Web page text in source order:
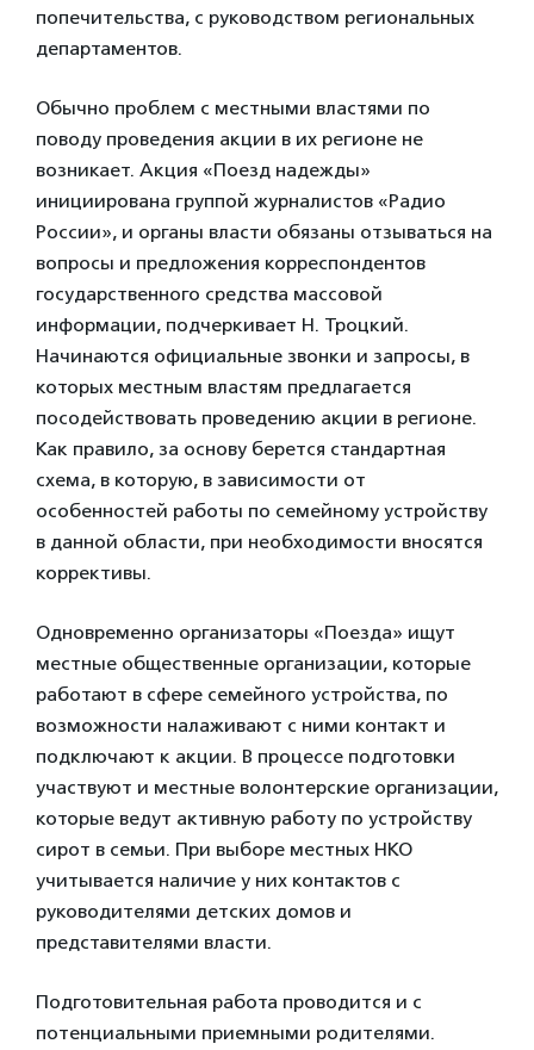
попечительства, с руководством региональных
департаментов.
Обычно проблем с местными властями по
поводу проведения акции в их регионе не
возникает. Акция «Поезд надежды»
инициирована группой журналистов «Радио
России», и органы власти обязаны отзываться на
вопросы и предложения корреспондентов
государственного средства массовой
информации, подчеркивает Н. Троцкий.
Начинаются официальные звонки и запросы, в
которых местным властям предлагается
посодействовать проведению акции в регионе.
Как правило, за основу берется стандартная
схема, в которую, в зависимости от
особенностей работы по семейному устройству
в данной области, при необходимости вносятся
коррективы.
Одновременно организаторы «Поезда» ищут
местные общественные организации, которые
работают в сфере семейного устройства, по
возможности налаживают с ними контакт и
подключают к акции. В процессе подготовки
участвуют и местные волонтерские организации,
которые ведут активную работу по устройству
сирот в семьи. При выборе местных НКО
учитывается наличие у них контактов с
руководителями детских домов и
представителями власти.
Подготовительная работа проводится и с
потенциальными приемными родителями.